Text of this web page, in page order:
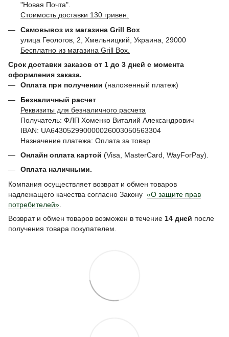
"Новая Почта".
Стоимость доставки 130 гривен.
Самовывоз из магазина Grill Box
улица Геологов, 2, Хмельницкий, Украина, 29000
Бесплатно из магазина Grill Box.
Срок доставки заказов от 1 до 3 дней с момента
оформления заказа.
Оплата при получении (наложенный платеж)
Безналичный расчет
Реквизиты для безналичного расчета
Получатель: ФЛП Хоменко Виталий Александрович
IBAN: UA643052990000026003050563304
Назначение платежа: Оплата за товар
Онлайн оплата картой (Visa, MasterCard, WayForPay).
Оплата наличными.
Компания осуществляет возврат и обмен товаров
надлежащего качества согласно Закону «О защите прав
потребителей»
Возврат и обмен товаров возможен в течение 14 дней после
получения товара покупателем.